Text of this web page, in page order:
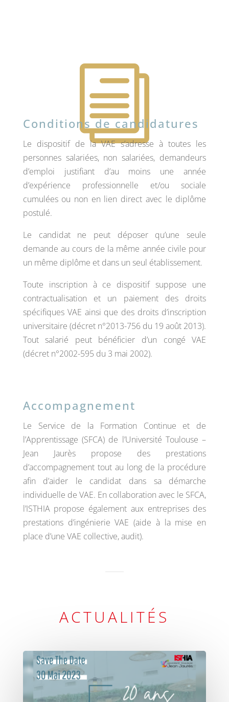
i
Conditions de candidatures
Le dispositif de la VAE s’adresse à toutes les
personnes salariées, non salariées, demandeurs
d’emploi justifiant d’au moins une année
d’expérience professionnelle et/ou sociale
cumulées ou non en lien direct avec le diplôme
postulé.
Le candidat ne peut déposer qu’une seule
demande au cours de la même année civile pour
un même diplôme et dans un seul établissement.
Toute inscription à ce dispositif suppose une
contractualisation et un paiement des droits
spécifiques VAE ainsi que des droits d’inscription
universitaire (décret n°2013-756 du 19 août 2013).
Tout salarié peut bénéficier d’un congé VAE
(décret n°2002-595 du 3 mai 2002).
Accompagnement
Le Service de la Formation Continue et de
l’Apprentissage (SFCA) de l’Université Toulouse –
Jean Jaurès propose des prestations
d’accompagnement tout au long de la procédure
afin d’aider le candidat dans sa démarche
individuelle de VAE. En collaboration avec le SFCA,
l’ISTHIA propose également aux entreprises des
prestations d’ingénierie VAE (aide à la mise en
place d’une VAE collective, audit).
ACTUALITÉS